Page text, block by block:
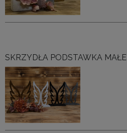
SKRZYDŁA PODSTAWKA MAŁE